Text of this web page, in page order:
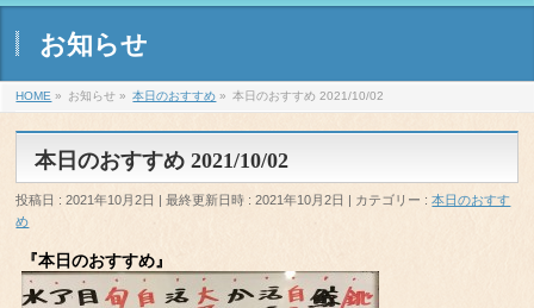
お知らせ
HOME » お知らせ » 本日のおすすめ » 本日のおすすめ 2021/10/02
本日のおすすめ 2021/10/02
投稿日 : 2021年10月2日 最終更新日時 : 2021年10月2日 カテゴリー :本日のおすす
め
『本日のおすすめ』